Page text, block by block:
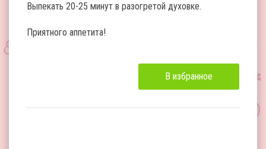
Выпекать 20-25 минут в разогретой духовке.
Приятного аппетита!
В избранное